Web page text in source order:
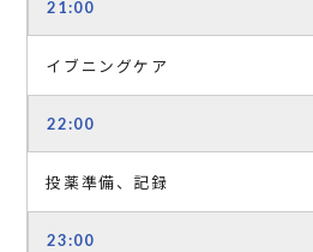
21:00
イブニングケア
22:00
投薬準備、記録
23:00